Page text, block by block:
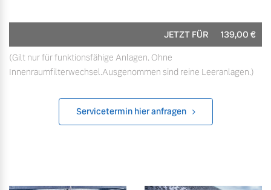
JETZT FÜR 139,00 €
(Gilt nur für funktionsfähige Anlagen. Ohne
Innenraumfilterwechsel.Ausgenommen sind reine Leeranlagen.)
Servicetermin hier anfragen